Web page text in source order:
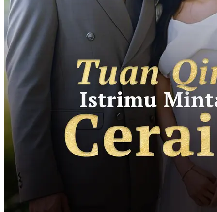
Mabuk Cinta
36 Episodes
Rani Swari dan atasannya, Adit Prama, terikat setelah satu malam
tak terduga, bahkan cincin keluarga Prama kini ada di tangan Rani.
Mereka sepakat nikah kontrak, tetapi kemunculan sebuah lencana
mengungkap masa lalu. Rani ialah penyelamat Adit yang selama ini
dicari. Setelah hatinya terluka, mampukah Adit merebut cintanya?
Cinta Setelah Pernikahan
RomansaRomansa Urban
Suami Mati Palsu, Aku Nikah Lagi
55 Episodes
Kevin memalsukan kematiannya untuk kembali pada cinta